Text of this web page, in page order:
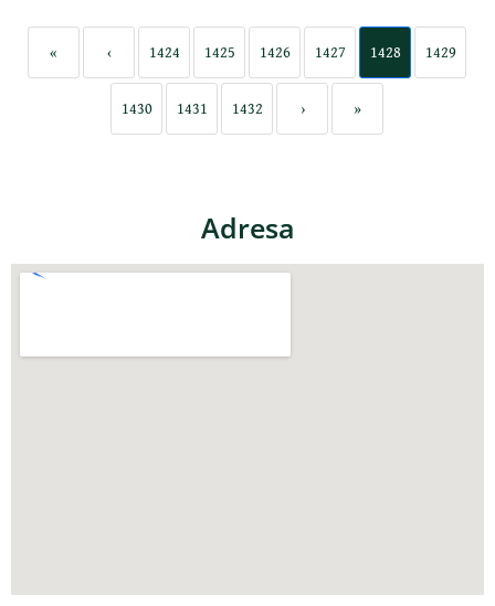
« ‹ 1424 1425 1426 1427 1428 1429
1430 1431 1432 › »
Adresa